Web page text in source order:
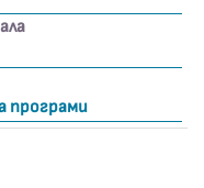
програми